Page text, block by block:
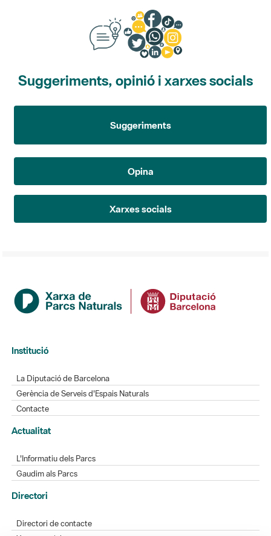
Suggeriments, opinió i xarxes socials
Suggeriments
Opina
Xarxes socials
Institució
La Diputació de Barcelona
Gerència de Serveis d'Espais Naturals
Contacte
Actualitat
L'Informatiu dels Parcs
Gaudim als Parcs
Directori
Directori de contacte